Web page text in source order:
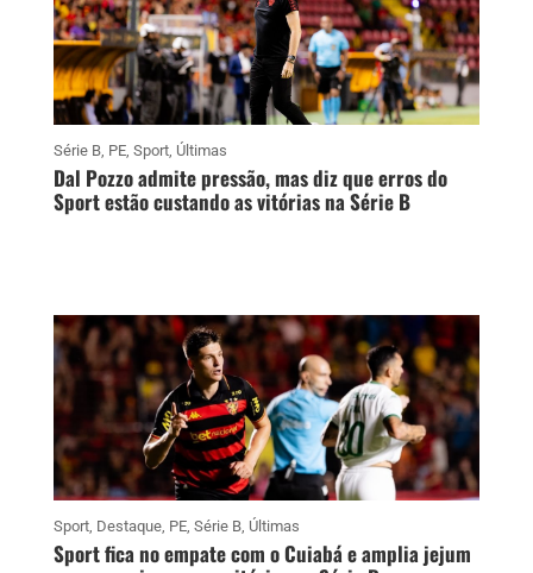
Série B, PE, Sport, Últimas
Dal Pozzo admite pressão, mas diz que erros do
Sport estão custando as vitórias na Série B
Sport, Destaque, PE, Série B, Últimas
Sport fica no empate com o Cuiabá e amplia jejum